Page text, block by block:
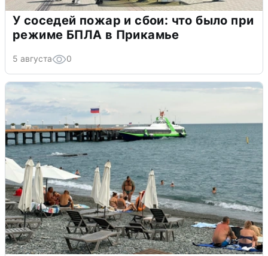
У соседей пожар и сбои: что было при
режиме БПЛА в Прикамье
5 августа 0